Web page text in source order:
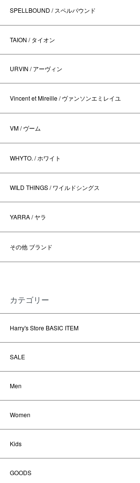
SPELLBOUND / スペルバウンド
TAION / タイオン
URVIN / アーヴィン
Vincent et Mireille / ヴァンソンエミレイユ
VM / ヴーム
WHYTO. / ホワイト
WILD THINGS / ワイルドシングス
YARRA / ヤラ
その他 ブランド
カテゴリー
Harry's Store BASIC ITEM
SALE
Men
Women
Kids
GOODS